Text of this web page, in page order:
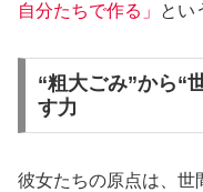
自分たちで作る」
とい
“粗大ごみ”から“
す力
彼女たちの原点は、世